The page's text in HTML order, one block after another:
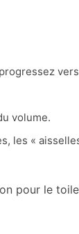
volume.
les «
pour le